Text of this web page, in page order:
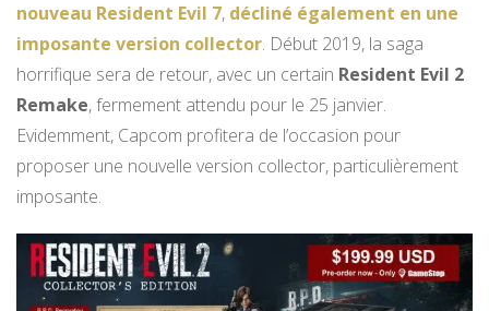
nouveau Resident Evil 7, décliné également en une
imposante version collector. Début 2019, la saga
horrifique sera de retour, avec un certain Resident Evil 2
Remake, fermement attendu pour le 25 janvier.
Evidemment, Capcom profitera de l’occasion pour
proposer une nouvelle version collector, particulièrement
imposante.